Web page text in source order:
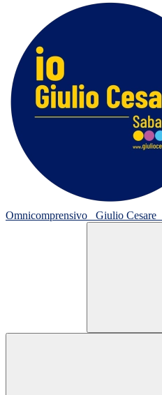
Omnicomprensivo
Giulio Cesare